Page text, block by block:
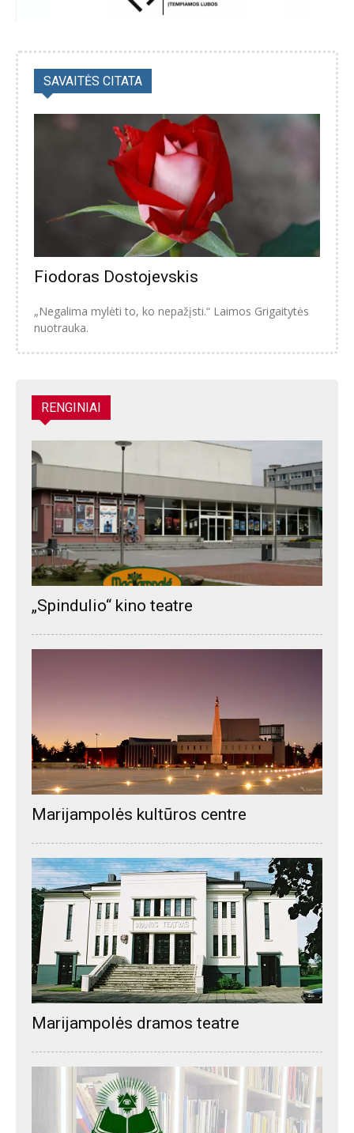
SAVAITĖS CITATA
Fiodoras Dostojevskis
„Negalima mylėti to, ko nepažįsti.“ Laimos Grigaitytės
nuotrauka.
RENGINIAI
„Spindulio“ kino teatre
Marijampolės kultūros centre
Marijampolės dramos teatre